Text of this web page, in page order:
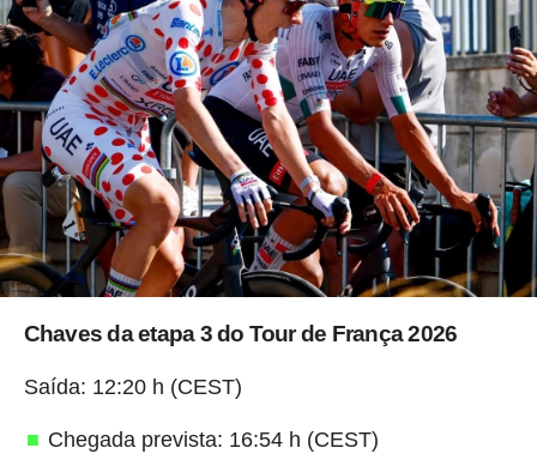
Chaves da etapa 3 do Tour de França 2026
Saída: 12:20 h (CEST)
Chegada prevista: 16:54 h (CEST)